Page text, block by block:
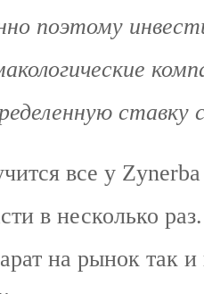
поэтому
ставку
все у
в несколько
на рынок так